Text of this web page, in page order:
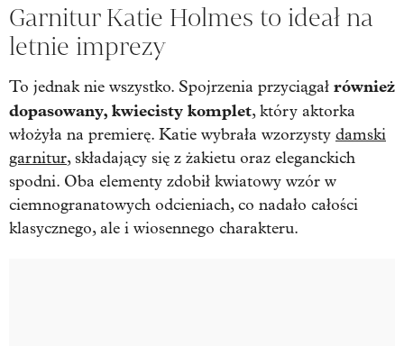
Garnitur Katie Holmes to ideał na
letnie imprezy
To jednak nie wszystko. Spojrzenia przyciągał również
dopasowany, kwiecisty komplet, który aktorka
włożyła na premierę. Katie wybrała wzorzysty damski
garnitur, składający się z żakietu oraz eleganckich
spodni. Oba elementy zdobił kwiatowy wzór w
ciemnogranatowych odcieniach, co nadało całości
klasycznego, ale i wiosennego charakteru.